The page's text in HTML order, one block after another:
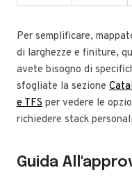
Per semplificare,
di larghezze e finiture,
avete bisogno di
sfogliate la sezione
e TFS per vedere le
richiedere stack
Guida